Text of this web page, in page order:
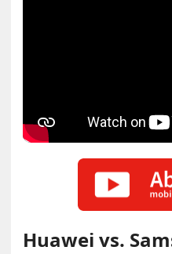
Huawei vs.